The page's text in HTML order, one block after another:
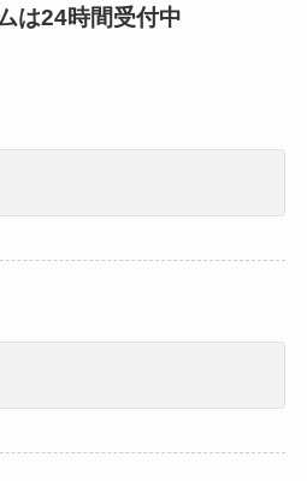
は24時間受付中